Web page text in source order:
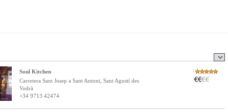
Soul Kitchen
Carretera Sant Josep a Sant Antoni, Sant Agustí des
Vedrà
+34 9713 42474
:
: